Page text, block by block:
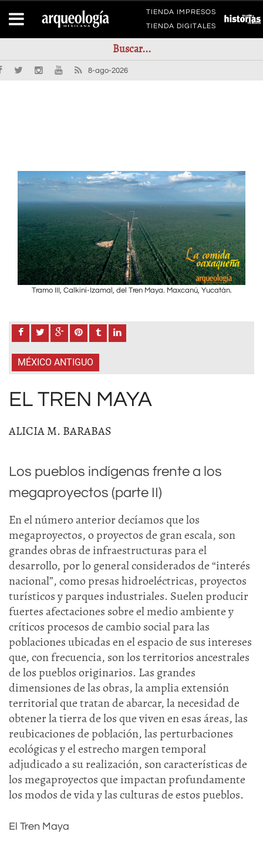
TIENDA IMPRESOS
TIENDA DIGITALES
8-ago-2026
Tramo III, Calkiní-Izamal, del Tren Maya. Maxcanú, Yucatán.
MÉXICO ANTIGUO
EL TREN MAYA
ALICIA M. BARABAS
Los pueblos indígenas frente a los
megaproyectos (parte II)
En el número anterior decíamos que los
megaproyectos, o proyectos de gran escala, son
grandes obras de infraestructuras para el
desarrollo, por lo general considerados de “interés
nacional”, como presas hidroeléctricas, proyectos
turísticos y parques industriales. Suelen producir
fuertes afectaciones sobre el medio ambiente y
críticos procesos de cambio social para las
poblaciones ubicadas en el espacio de sus intereses
que, con frecuencia, son los territorios ancestrales
de los pueblos originarios. Las grandes
dimensiones de las obras, la amplia extensión
territorial que tratan de abarcar, la necesidad de
obtener la tierra de los que viven en esas áreas, las
reubicaciones de población, las perturbaciones
ecológicas y el estrecho margen temporal
adjudicado a su realización, son características de
los megaproyectos que impactan profundamente
los modos de vida y las culturas de estos pueblos.
El Tren Maya